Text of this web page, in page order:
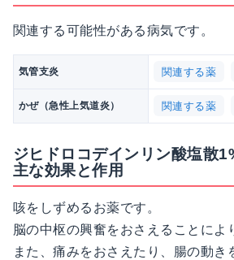
関連する可能性がある病気です。
気管支炎 関連する薬
かぜ（急性上気道炎） 関連する薬
ジヒドロコデインリン酸塩散
主な効果と作用
咳をしずめるお薬です。
脳の中枢の興奮をおさえることによ
また、痛みをおさえたり、腸の動き